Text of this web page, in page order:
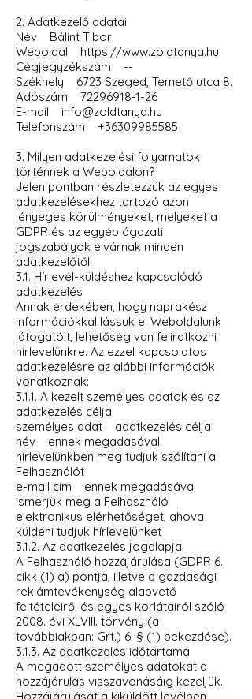
2. Adatkezelő adatai
Név Bálint Tibor
Weboldal https://www.zoldtanya.hu
Cégjegyzékszám --
Székhely 6723 Szeged, Temető utca 8.
Adószám 72296918-1-26
E-mail info@zoldtanya.hu
Telefonszám +36309985585
3. Milyen adatkezelési folyamatok
történnek a Weboldalon?
Jelen pontban részletezzük az egyes
adatkezelésekhez tartozó azon
lényeges körülményeket, melyeket a
GDPR és az egyéb ágazati
jogszabályok elvárnak minden
adatkezelőtől.
3.1. Hírlevél-küldéshez kapcsolódó
adatkezelés
Annak érdekében, hogy naprakész
információkkal lássuk el Weboldalunk
látogatóit, lehetőség van feliratkozni
hírlevelünkre. Az ezzel kapcsolatos
adatkezelésre az alábbi információk
vonatkoznak:
3.1.1. A kezelt személyes adatok és az
adatkezelés célja
személyes adat adatkezelés célja
név ennek megadásával
hírlevelünkben meg tudjuk szólítani a
Felhasználót
e-mail cím ennek megadásával
ismerjük meg a Felhasználó
elektronikus elérhetőséget, ahova
küldeni tudjuk hírlevelünket
3.1.2. Az adatkezelés jogalapja
A Felhasználó hozzájárulása (GDPR 6.
cikk (1) a) pontja, illetve a gazdasági
reklámtevékenység alapvető
feltételeiről és egyes korlátairól szóló
2008. évi XLVIII. törvény (a
továbbiakban: Grt.) 6. § (1) bekezdése).
3.1.3. Az adatkezelés időtartama
A megadott személyes adatokat a
hozzájárulás visszavonásáig kezeljük.